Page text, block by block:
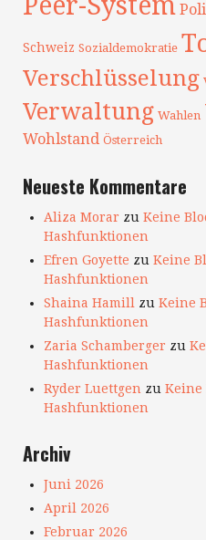
Schweiz Sozialdemokratie
Verschlüsselung
Verwaltung Wahlen
Wohlstand Österreich
Neueste Kommentare
Aliza Morar zu Keine
Hashfunktionen
Efren Goyette zu Keine
Hashfunktionen
Shaina Hamill zu Keine
Hashfunktionen
Zaria Schamberger zu
Hashfunktionen
Ryder Luettgen zu Keine
Hashfunktionen
Archiv
Juni 2026
April 2026
Februar 2026